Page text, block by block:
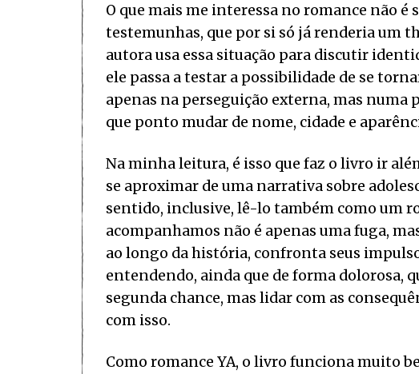
O que mais me interessa no romance não é
testemunhas, que por si só já renderia um
autora usa essa situação para discutir
ele passa a testar a possibilidade de se
apenas na perseguição externa, mas numa
que ponto mudar de nome, cidade e
Na minha leitura, é isso que faz o livro ir
se aproximar de uma narrativa sobre
sentido, inclusive, lê-lo também como um
acompanhamos não é apenas uma fuga,
ao longo da história, confronta seus
entendendo, ainda que de forma dolorosa,
segunda chance, mas lidar com as
com isso.
Como romance YA, o livro funciona muito